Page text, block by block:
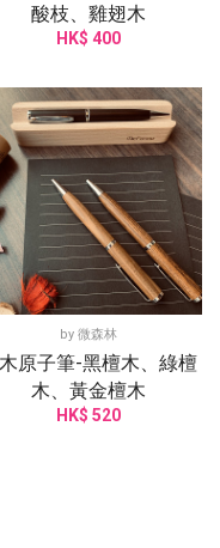
酸枝、雞翅木
HK$ 400
by 微森林
原子筆-黑檀木、綠檀
木、黃金檀木
HK$ 520